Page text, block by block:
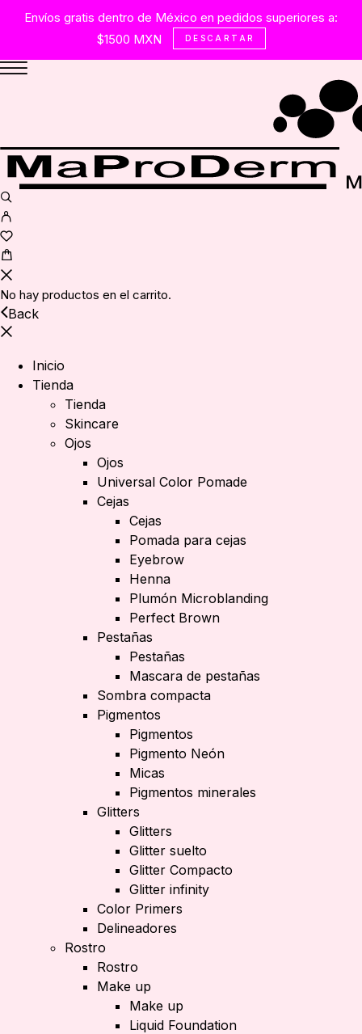
Envíos gratis dentro de México en pedidos superiores a:
$1500 MXN
DESCARTAR
No hay productos en el carrito.
Back
Inicio
Tienda
Tienda
Skincare
Ojos
Ojos
Universal Color Pomade
Cejas
Cejas
Pomada para cejas
Eyebrow
Henna
Plumón Microblanding
Perfect Brown
Pestañas
Pestañas
Mascara de pestañas
Sombra compacta
Pigmentos
Pigmentos
Pigmento Neón
Micas
Pigmentos minerales
Glitters
Glitters
Glitter suelto
Glitter Compacto
Glitter infinity
Color Primers
Delineadores
Rostro
Rostro
Make up
Make up
Liquid Foundation